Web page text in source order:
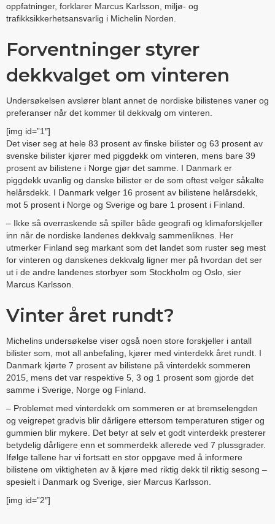
oppfatninger, forklarer Marcus Karlsson, miljø- og
trafikksikkerhetsansvarlig i Michelin Norden.
Forventninger styrer
dekkvalget om vinteren
Undersøkelsen avslører blant annet de nordiske bilistenes vaner og
preferanser når det kommer til dekkvalg om vinteren.
[img id=”1″]
Det viser seg at hele 83 prosent av finske bilister og 63 prosent av
svenske bilister kjører med piggdekk om vinteren, mens bare 39
prosent av bilistene i Norge gjør det samme. I Danmark er
piggdekk uvanlig og danske bilister er de som oftest velger såkalte
helårsdekk. I Danmark velger 16 prosent av bilistene helårsdekk,
mot 5 prosent i Norge og Sverige og bare 1 prosent i Finland.
– Ikke så overraskende så spiller både geografi og klimaforskjeller
inn når de nordiske landenes dekkvalg sammenliknes. Her
utmerker Finland seg markant som det landet som ruster seg mest
for vinteren og danskenes dekkvalg ligner mer på hvordan det ser
ut i de andre landenes storbyer som Stockholm og Oslo, sier
Marcus Karlsson.
Vinter året rundt?
Michelins undersøkelse viser også noen store forskjeller i antall
bilister som, mot all anbefaling, kjører med vinterdekk året rundt. I
Danmark kjørte 7 prosent av bilistene på vinterdekk sommeren
2015, mens det var respektive 5, 3 og 1 prosent som gjorde det
samme i Sverige, Norge og Finland.
– Problemet med vinterdekk om sommeren er at bremselengden
og veigrepet gradvis blir dårligere ettersom temperaturen stiger og
gummien blir mykere. Det betyr at selv et godt vinterdekk presterer
betydelig dårligere enn et sommerdekk allerede ved 7 plussgrader.
Ifølge tallene har vi fortsatt en stor oppgave med å informere
bilistene om viktigheten av å kjøre med riktig dekk til riktig sesong –
spesielt i Danmark og Sverige, sier Marcus Karlsson.
[img id=”2″]